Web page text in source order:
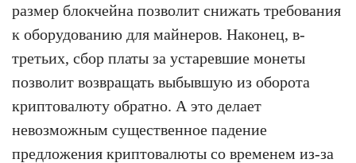
размер блокчейна позволит снижать требования
к оборудованию для майнеров. Наконец, в-
третьих, сбор платы за устаревшие монеты
позволит возвращать выбывшую из оборота
криптовалюту обратно. А это делает
невозможным существенное падение
предложения криптовалюты со временем из-за